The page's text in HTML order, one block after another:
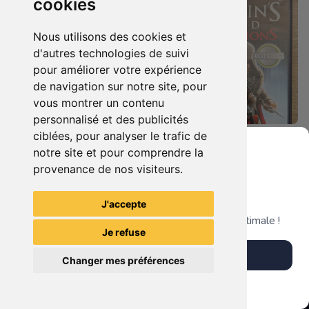
cookies
Nous utilisons des cookies et
d'autres technologies de suivi
pour améliorer votre expérience
de navigation sur notre site, pour
vous montrer un contenu
personnalisé et des publicités
ciblées, pour analyser le trafic de
notre site et pour comprendre la
provenance de nos visiteurs.
J'accepte
Je refuse
Changer mes préférences
7.90 € 0
Duo : The Elder Scrolls Iv - Oblivion + Bioshock Xbox 360
4.90 €
TheGamingR83
Grenier du Geek
Télécharge notre app pour une expérience optimale !
Télécharger l'app